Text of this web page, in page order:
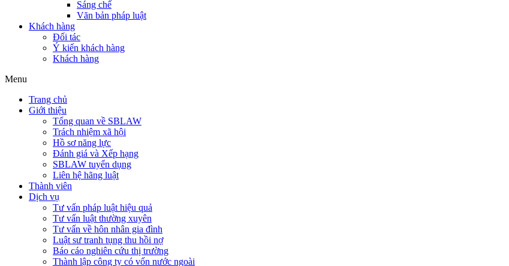
Sáng chế
Văn bản pháp luật
Khách hàng
Đối tác
Ý kiến khách hàng
Khách hàng
Menu
Trang chủ
Giới thiệu
Tổng quan về SBLAW
Trách nhiệm xã hội
Hồ sơ năng lực
Đánh giá và Xếp hạng
SBLAW tuyển dụng
Liên hệ hãng luật
Thành viên
Dịch vụ
Tư vấn pháp luật hiệu quả
Tư vấn luật thường xuyên
Tư vấn về hôn nhân gia đình
Luật sư tranh tụng thu hồi nợ
Báo cáo nghiên cứu thị trường
Thành lập công ty có vốn nước ngoài